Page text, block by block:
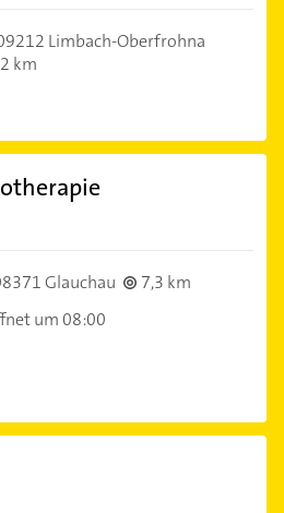
Limbach-Oberfrohna
km
Glauchau
7,3 km
um 08:00